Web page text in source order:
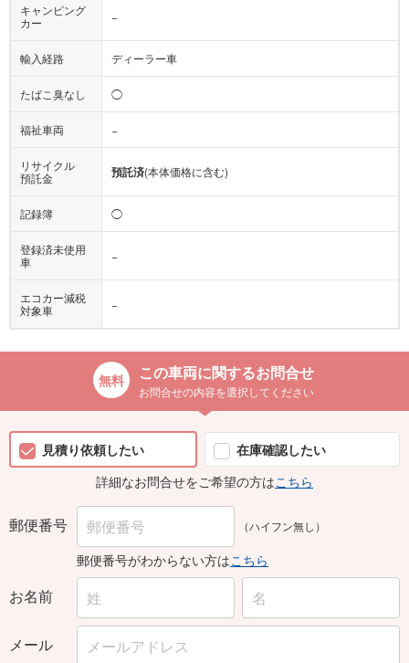
キャンピング
カー
−
輸入経路 ディーラー車
たばこ臭なし ◯
福祉車両 −
リサイクル
預託金
預託済(本体価格に含む)
記録簿 ◯
登録済未使用
車
−
エコカー減税
対象車
−
この車両に関するお問合せ
お問合せの内容を選択してください
見積り依頼したい
在庫確認したい
詳細なお問合せをご希望の方はこちら
郵便番号 （ハイフン無し）
郵便番号がわからない方はこちら
お名前
メール